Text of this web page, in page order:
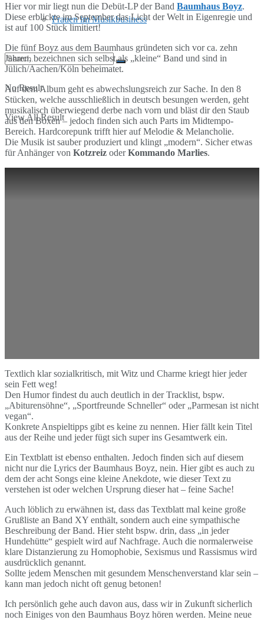
Frauen im Musikbusiness
No Result
View All Result
Hier vor mir liegt nun die Debüt-LP der Band Baumhaus Boyz.
Diese erblickte im September das Licht der Welt in Eigenregie und
ist auf 100 Stück limitiert!
Die fünf Boyz aus dem Baumhaus gründeten sich vor ca. zehn
Jahren, bezeichnen sich selbst als „kleine“ Band und sind in
Jülich/Aachen/Köln beheimatet.
Auf dem Album geht es abwechslungsreich zur Sache. In den 8
Stücken, welche ausschließlich in deutsch besungen werden, geht
musikalisch überwiegend derbe nach vorn und bläst dir den Staub
aus den Boxen – jedoch finden sich auch Parts im Midtempo-
Bereich. Hardcorepunk trifft hier auf Melodie & Melancholie.
Die Musik ist sauber produziert und klingt „modern“. Sicher etwas
für Anhänger von Kotzreiz oderKommando Marlies.
Textlich klar sozialkritisch, mit Witz und Charme kriegt hier jeder
sein Fett weg!
Den Humor findest du auch deutlich in der Tracklist, bspw.
„Abiturensöhne“, „Sportfreunde Schneller“ oder „Parmesan ist nicht
vegan“.
Konkrete Anspieltipps gibt es keine zu nennen. Hier fällt kein Titel
aus der Reihe und jeder fügt sich super ins Gesamtwerk ein.
Ein Textblatt ist ebenso enthalten. Jedoch finden sich auf diesem
nicht nur die Lyrics der Baumhaus Boyz, nein. Hier gibt es auch zu
dem der acht Songs eine kleine Anekdote, wie dieser Text zu
verstehen ist oder welchen Ursprung dieser hat – feine Sache!
Auch löblich zu erwähnen ist, dass das Textblatt mal keine große
Grußliste an Band XY enthält, sondern auch eine sympathische
Beschreibung der Band. Hier steht bspw. drin, dass „in jeder
Hundehütte“ gespielt wird auf Nachfrage. Auch die normalerweise
klare Distanzierung zu Homophobie, Sexismus und Rassismus wird
ausdrücklich genannt.
Sollte jedem Menschen mit gesundem Menschenverstand klar sein –
kann man jedoch nicht oft genug betonen!
Ich persönlich gehe auch davon aus, dass wir in Zukunft sicherlich
noch Einiges von den Baumhaus Boyz hören werden. Meine neue